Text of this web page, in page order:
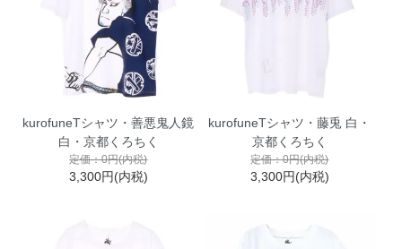
kurofuneTシャツ・善悪鬼人鏡
白・京都くろちく
定価：0円(内税)
3,300円(内税)
kurofuneTシャツ・藤兎 白・
京都くろちく
定価：0円(内税)
3,300円(内税)